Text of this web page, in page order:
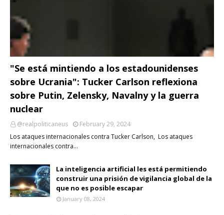
"Se está mintiendo a los estadounidenses
sobre Ucrania": Tucker Carlson reflexiona
sobre Putin, Zelensky, Navalny y la guerra
nuclear
@realpoliticaneus
February 29, 2024
Los ataques internacionales contra Tucker Carlson, Los ataques
internacionales contra…
La inteligencia artificial les está permitiendo
construir una prisión de vigilancia global de la
que no es posible escapar
January 08, 2024